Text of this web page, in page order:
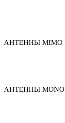
АНТЕННЫ MIMO
АНТЕННЫ MONO